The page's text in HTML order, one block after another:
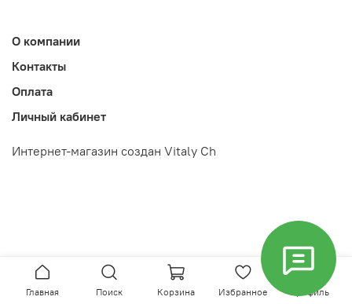
О компании
Контакты
Оплата
Личный кабинет
Интернет-магазин создан Vitaly Ch
Главная Поиск Корзина Избранное Профиль